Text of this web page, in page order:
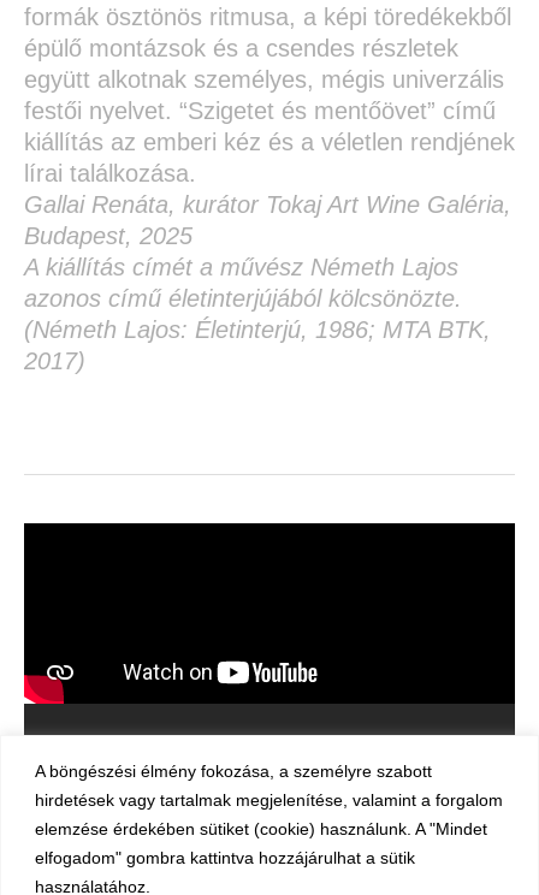
A böngészési élmény fokozása, a személyre szabott
hirdetések vagy tartalmak megjelenítése, valamint a forgalom
elemzése érdekében sütiket (cookie) használunk. A "Mindet
elfogadom" gombra kattintva hozzájárulhat a sütik
használatához.
formák ösztönös ritmusa, a képi töredékekből
épülő montázsok és a csendes részletek
együtt alkotnak személyes, mégis univerzális
festői nyelvet. “Szigetet és mentőövet” című
kiállítás az emberi kéz és a véletlen rendjének
lírai találkozása.
Gallai Renáta, kurátor Tokaj Art Wine Galéria,
Budapest, 2025
A kiállítás címét a művész Németh Lajos
azonos című életinterjújából kölcsönözte.
(Németh Lajos: Életinterjú, 1986; MTA BTK,
2017)